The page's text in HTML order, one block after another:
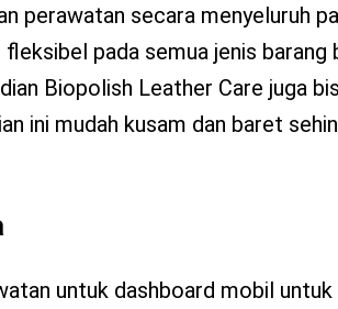
perawatan secara menyeluruh
pada semua jenis barang
Biopolish Leather Care juga
ini mudah kusam dan baret
untuk dashboard mobil untuk